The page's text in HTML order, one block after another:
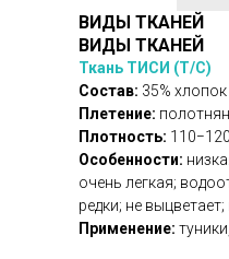
ВИДЫ ТКАНЕЙ
ВИДЫ ТКАНЕЙ
Ткань ТИСИ (Т/С)
Состав: 35%
Плетение:
Плотность:
Особенности:
очень легкая;
редки; не
Применение: